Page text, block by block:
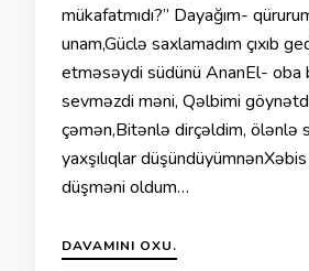
mükafatmıdı?” Dayağım-
unam,Güclə saxlamadım çıxıb
etməsəydi südünü AnanEl- oba
sevməzdi məni, Qəlbimi
çəmən,Bitənlə dirçəldim, ölənlə
yaxşılıqlar
düşməni oldum…
DAVAMINI OXU.